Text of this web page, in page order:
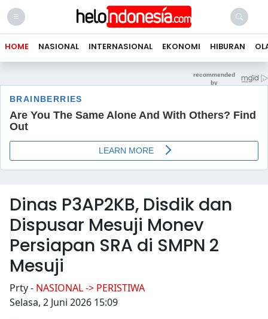
HOME NASIONAL INTERNASIONAL EKONOMI HIBURAN
Dinas P3AP2KB, Disdik dan
Dispusar Mesuji Monev
Persiapan SRA di SMPN 2
Mesuji
Prty- NASIONAL -> PERISTIWA
Selasa, 2 Juni 2026 15:09